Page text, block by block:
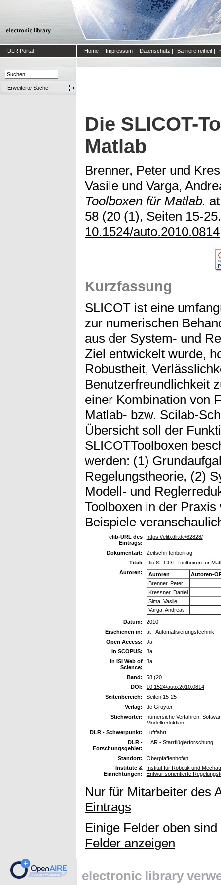
DLR Portal Home | Impressum | Datenschutz | Barrierefreiheit |
Erweiterte Suche
Die SLICOT-
Matlab
Brenner, Peter und
Vasile und Varga,
Toolboxen für Matlab.
58 (20 (1), Seiten 15-
10.1524/auto.2010.0814
Kurzfassung
SLICOT ist eine
zur numerischen
aus der System- und
Ziel entwickelt wurde,
Robustheit,
Benutzerfreundlichkeit
einer Kombination von
Matlab- bzw. Scilab-
Übersicht soll der
SLICOTToolboxen
werden: (1)
Regelungstheorie, (2)
Modell- und
Toolboxen in der
Beispiele
elib-URL des
Eintrags:
https://elib.dlr.de/62828/
Dokumentart:
Zeitschriftenbeitrag
Titel:
Die SLICOT-Toolboxen für
Autoren:
Autoren
Autoren-
Brenner, Peter
Kressner, Daniel
Sima, Vasile
Varga, Andreas
Datum:
2010
Erschienen in:
at - Automatisierungstechnik
Open Access:
Ja
In SCOPUS:
Ja
In ISI Web of
Science:
Ja
Band:
58 (20
DOI:
10.1524/auto.2010.0814
Seitenbereich:
Seiten 15-25
Verlag:
de Gruyter
Stichwörter:
numersiche Verfahren,
Modellreduktion
DLR - Schwerpunkt:
Luftfahrt
DLR -
Forschungsgebiet:
L AR - Starrflüglerforschung
Standort:
Oberpfaffenhofen
Institute &
Einrichtungen:
Institut für Robotik und
Entwurfsorientierte
Nur für Mitarbeiter des
Eintrags
Einige Felder oben
Felder anzeigen
electronic library